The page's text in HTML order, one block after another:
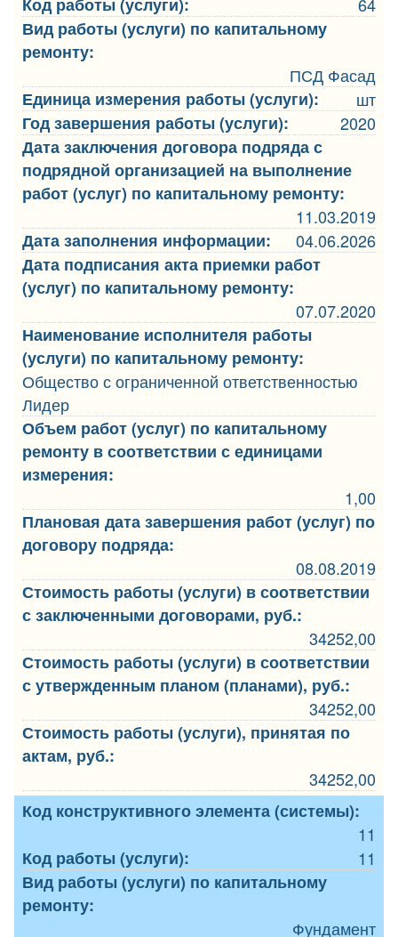
Вид работы (услуги) по капитальному
ремонту:
ПСД Фасад
Единица измерения работы (услуги):
шт
Год завершения работы (услуги):
2020
Дата заключения договора подряда с
подрядной организацией на выполнение
работ (услуг) по капитальному ремонту:
11.03.2019
Дата заполнения информации:
04.06.2026
Дата подписания акта приемки работ
(услуг) по капитальному ремонту:
07.07.2020
Наименование исполнителя работы
(услуги) по капитальному ремонту:
Общество с ограниченной ответственностью
Лидер
Объем работ (услуг) по капитальному
ремонту в соответствии с единицами
измерения:
1,00
Плановая дата завершения работ (услуг) по
договору подряда:
08.08.2019
Стоимость работы (услуги) в соответствии
с заключенными договорами, руб.:
34252,00
Стоимость работы (услуги) в соответствии
с утвержденным планом (планами), руб.:
34252,00
Стоимость работы (услуги), принятая по
актам, руб.:
34252,00
Код конструктивного элемента (системы):
11
Код работы (услуги):
11
Вид работы (услуги) по капитальному
ремонту:
Фундамент